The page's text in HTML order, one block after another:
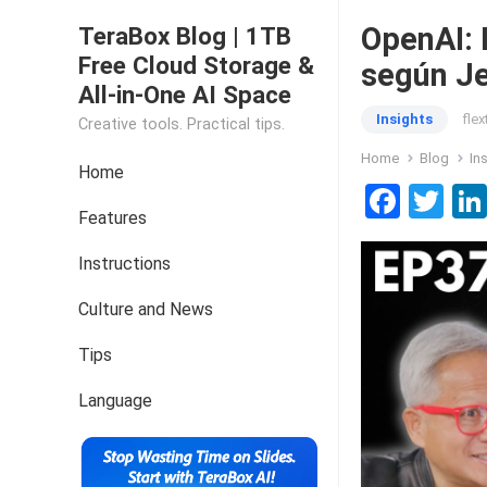
TeraBox Blog | 1TB
Free Cloud Storage &
All-in-One AI Space
Creative tools. Practical tips.
Home
Features
Instructions
Culture and News
Tips
Language
según
Insights
Home Blog
F
a
ce
b
o
o
k
T
wi
tt
er